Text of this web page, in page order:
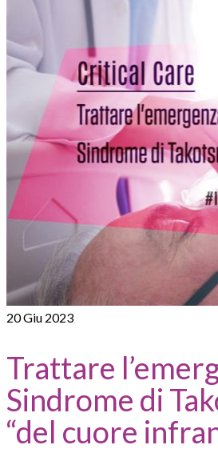
20Giu 2023
Trattare
Sindrome di
“del cuore